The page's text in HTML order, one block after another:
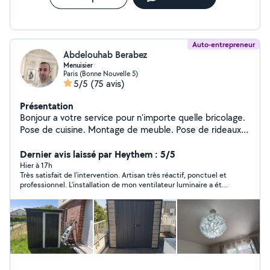
Auto-entrepreneur
Abdelouhab Berabez
Menuisier
Paris (Bonne Nouvelle 5)
5/5 (75 avis)
Présentation
Bonjour a votre service pour n'importe quelle bricolage.
Pose de cuisine. Montage de meuble. Pose de rideaux.
Dernier avis laissé par Heythem : 5/5
Hier à 17h
Très satisfait de l’intervention. Artisan très réactif, ponctuel et
professionnel. L’installation de mon ventilateur luminaire a été
efficace et de grande qualité. Je recommande vivement cet
artisan pour son sérieux et son savoir-faire. Merci encore pour
ce très bon travail !